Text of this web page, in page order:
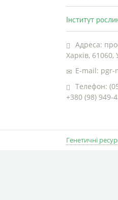
Інститут
Адреса:
Харків, 61060,
E-mail: pgr-
Телефон:
+380 (98) 949-
Генетичні